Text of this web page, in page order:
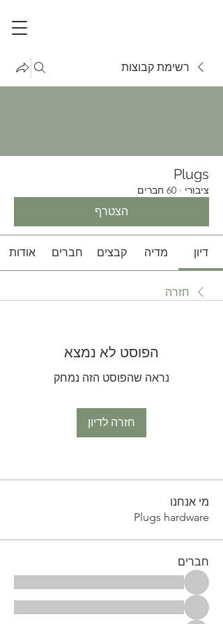
רשימת קבוצות
Plugs
ציבורי · 60 חברים
הצטרף
דיון מדיה קבצים חברים אודות
חזרה
הפוסט לא נמצא
נראה שהפוסט הזה נמחק
חזרה לדיון
מי אנחנו
Plugs hardware
חברים